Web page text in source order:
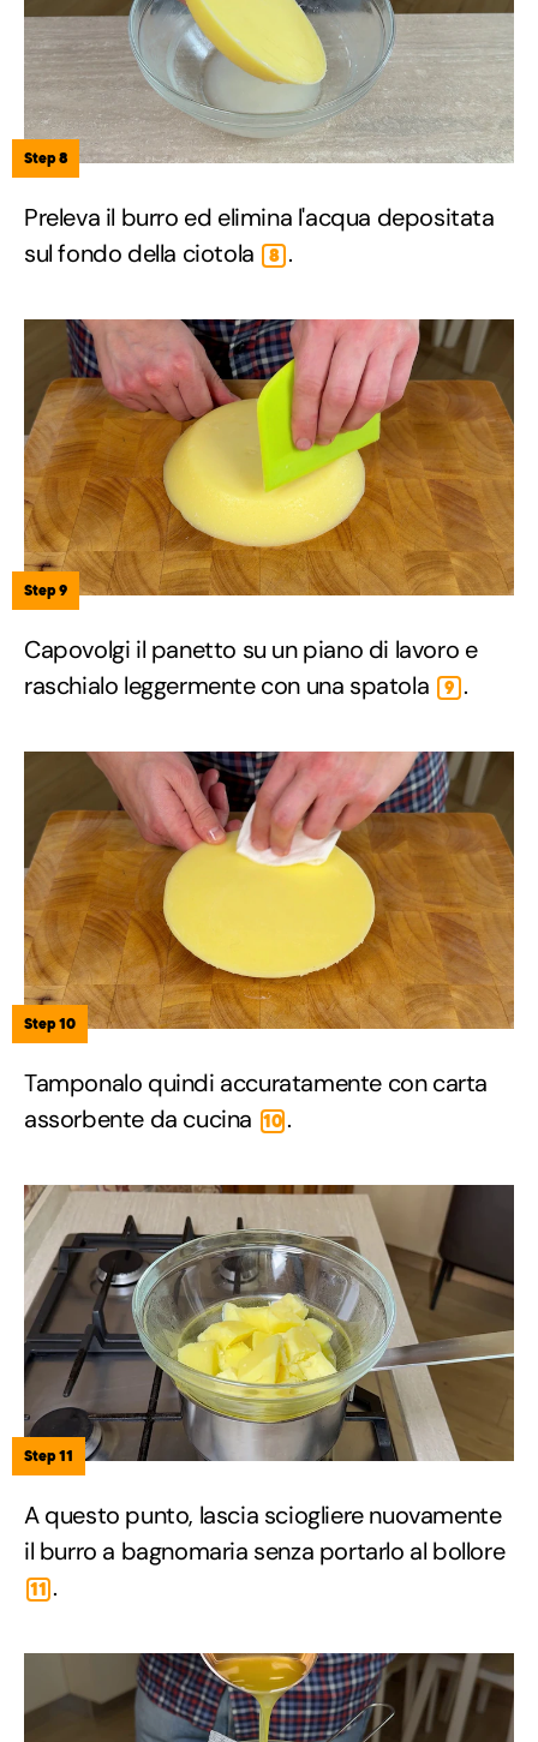
Step 8
Preleva il burro ed elimina l'acqua depositata
sul fondo della ciotola
8 .
Step 9
Capovolgi il panetto su un piano di lavoro e
raschialo leggermente con una spatola
9 .
Step 10
Tamponalo quindi accuratamente con carta
assorbente da cucina 10 .
Step 11
A questo punto, lascia sciogliere nuovamente
il burro a bagnomaria senza portarlo al bollore
11 .